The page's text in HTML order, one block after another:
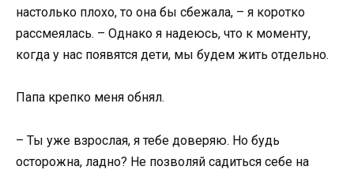
настолько плохо, то она бы сбежала, – я коротко
рассмеялась. – Однако я надеюсь, что к моменту,
когда у нас появятся дети, мы будем жить отдельно.
Папа крепко меня обнял.
– Ты уже взрослая, я тебе доверяю. Но будь
осторожна, ладно? Не позволяй садиться себе на